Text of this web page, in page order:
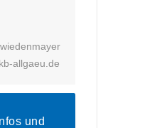
allgaeu.de
und